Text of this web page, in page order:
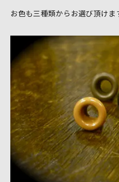
お色も三種類からお選び頂けま